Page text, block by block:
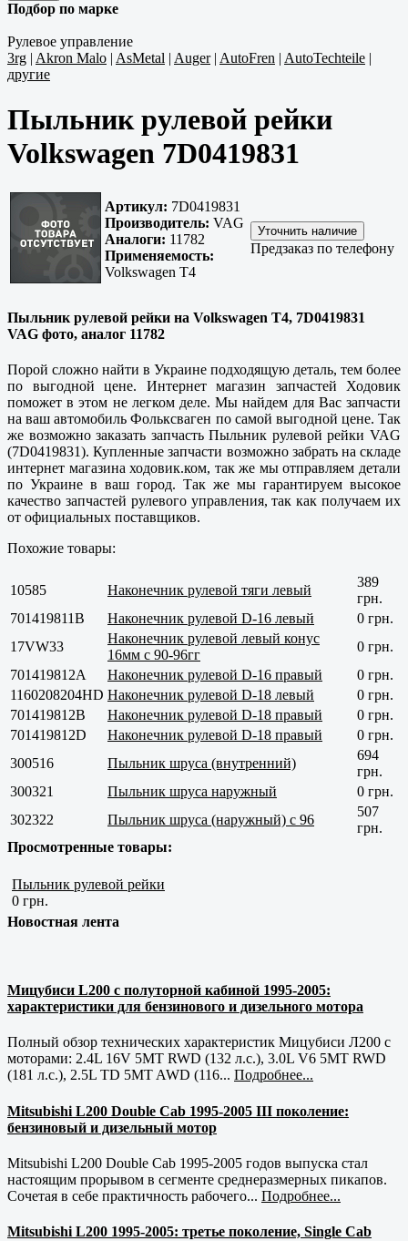
Подбор по марке
Рулевое управление
3rg | Akron Malo | AsMetal | Auger| AutoFren | AutoTechteile |
другие
Пыльник рулевой рейки
Volkswagen 7D0419831
Артикул: 7D0419831
Производитель: VAG
Аналоги: 11782
Применяемость:
Volkswagen T4
Предзаказ по телефону
Пыльник рулевой рейки на Volkswagen T4, 7D0419831
VAG фото, аналог 11782
Порой сложно найти в Украине подходящую деталь, тем более
по выгодной цене. Интернет магазин запчастей Ходовик
поможет в этом не легком деле. Мы найдем для Вас запчасти
на ваш автомобиль Фольксваген по самой выгодной цене. Так
же возможно заказать запчасть Пыльник рулевой рейки VAG
(7D0419831). Купленные запчасти возможно забрать на складе
интернет магазина ходовик.ком, так же мы отправляем детали
по Украине в ваш город. Так же мы гарантируем высокое
качество запчастей рулевого управления, так как получаем их
от официальных поставщиков.
Похожие товары:
10585 Наконечник рулевой тяги левый
389
грн.
701419811B
Наконечник рулевой D-16 левый
0 грн.
17VW33
Наконечник рулевой левый конус
16мм с 90-96гг
0 грн.
701419812А
Наконечник рулевой D-16 правый
0 грн.
1160208204HD Наконечник рулевой D-18 левый
0 грн.
701419812B
Наконечник рулевой D-18 правый
0 грн.
701419812D
Наконечник рулевой D-18 правый
0 грн.
300516
Пыльник шруса (внутренний)
694
грн.
300321
Пыльник шруса наружный
0 грн.
302322
Пыльник шруса (наружный) с 96
507
грн.
Просмотренные товары:
Пыльник рулевой рейки
0 грн.
Новостная лента
Мицубиси L200 с полуторной кабиной 1995-2005:
характеристики для бензинового и дизельного мотора
Полный обзор технических характеристик Мицубиси Л200 с
моторами: 2.4L 16V 5MT RWD (132 л.с.), 3.0L V6 5MT RWD
(181 л.с.), 2.5L TD 5MT AWD (116... Подробнее...
Mitsubishi L200 Double Cab 1995-2005 III поколение:
бензиновый и дизельный мотор
Mitsubishi L200 Double Cab 1995-2005 годов выпуска стал
настоящим прорывом в сегменте среднеразмерных пикапов.
Сочетая в себе практичность рабочего... Подробнее...
Mitsubishi L200 1995-2005: третье поколение, Single Cab